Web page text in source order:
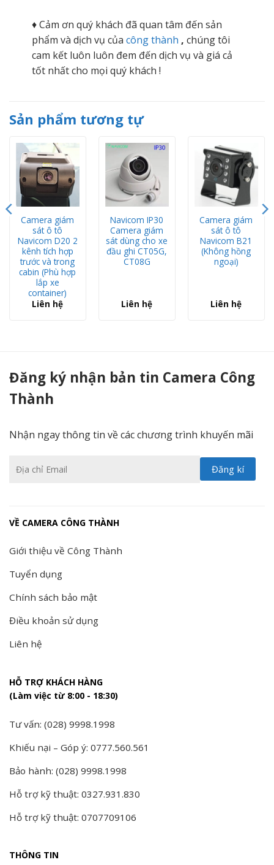
♦ Cảm ơn quý khách đã quan tâm đến sản
phẩm và dịch vụ của công thành , chúng tôi
cam kết luôn luôn đem đến dịch vụ và giá cả
tốt nhất cho mọi quý khách !
Sản phẩm tương tự
Camera giám
sát ô tô
Navicom D20 2
kênh tích hợp
trước và trong
cabin (Phù hợp
lắp xe
container)
Liên hệ
Navicom IP30
Camera giám
sát dùng cho xe
đầu ghi CT05G,
CT08G
Liên hệ
Camera giám
sát ô tô
Navicom B21
(Không hồng
ngoại)
Liên hệ
Đăng ký nhận bản tin Camera Công
Thành
Nhận ngay thông tin về các chương trình khuyến mãi
VỀ CAMERA CÔNG THÀNH
Giới thiệu về Công Thành
Tuyển dụng
Chính sách bảo mật
Điều khoản sử dụng
Liên hệ
HỖ TRỢ KHÁCH HÀNG
(Làm việc từ 8:00 - 18:30)
Tư vấn: (028) 9998.1998
Khiếu nại – Góp ý: 0777.560.561
Bảo hành: (028) 9998.1998
Hỗ trợ kỹ thuật: 0327.931.830
Hỗ trợ kỹ thuật: 0707709106
THÔNG TIN